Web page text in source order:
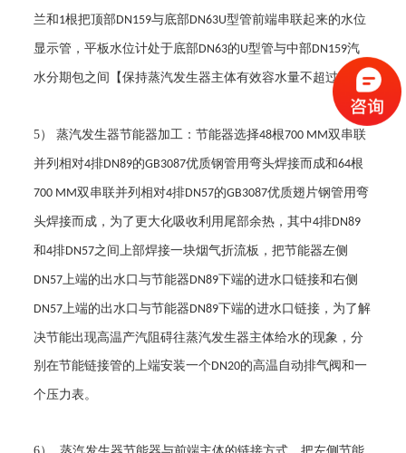
兰和 1根把顶部DN159与底部DN63U型管前端串联起来的水位
显示管，平板水位计处于底部DN63的U型管与中部DN159汽
水分期包之间【保持蒸汽发生器主体有效容水量不超过 30L】
5） 蒸汽发生器节能器加工：节能器选择48根700 MM双串联
并列相对4排DN89的GB3087优质钢管用弯头焊接而成和64根
700 MM双串联并列相对4排DN57的GB3087优质翅片钢管用弯
头焊接而成，为了更大化吸收利用尾部余热，其中4排DN89
和4排DN57之间上部焊接一块烟气折流板，把节能器左侧
DN57上端的出水口与节能器DN89下端的进水口链接和右侧
DN57上端的出水口与节能器DN89下端的进水口链接，为了解
决节能出现高温产汽阻碍往蒸汽发生器主体给水的现象，分
别在节能链接管的上端安装一个DN20的高温自动排气阀和一
个压力表。